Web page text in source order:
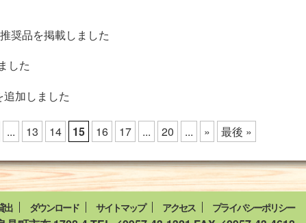
奨品を掲載しました
した
加しました
... 13 14 15 16 17 ... 20 ... » 最後 »
出 ダウンロード サイトマップ アクセス
プライバシーポリシー